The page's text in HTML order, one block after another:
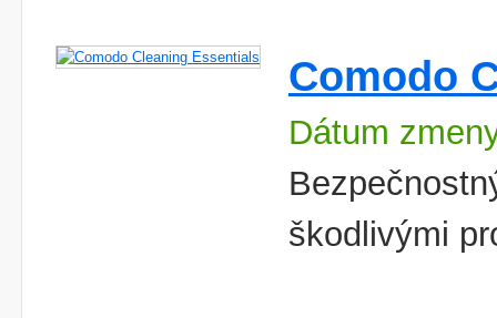
Comodo
Dátum
škodlivými